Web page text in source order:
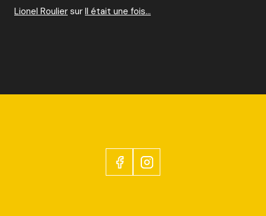
Lionel Roulier sur Il était une fois…